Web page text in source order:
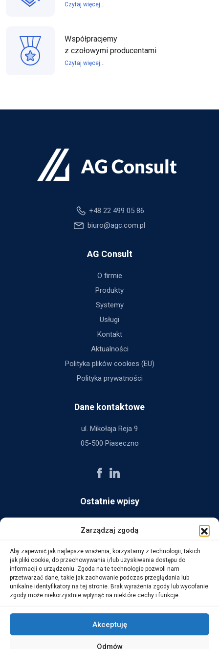
Zarządzaj zgodą
Aby zapewnić jak najlepsze wrażenia, korzystamy z technologii, takich
jak pliki cookie, do przechowywania i/lub uzyskiwania dostępu do
informacji o urządzeniu. Zgoda na te technologie pozwoli nam
przetwarzać dane, takie jak zachowanie podczas przeglądania lub
unikalne identyfikatory na tej stronie. Brak wyrażenia zgody lub wycofanie
zgody może niekorzystnie wpłynąć na niektóre cechy i funkcje.
Akceptuję
Odmów
Czytaj więcej...
Współpracjemy
z czołowymi producentami
Czytaj więcej...
+48 22 499 05 86
biuro@agc.com.pl
AG Consult
O firmie
Produkty
Systemy
Usługi
Kontakt
Aktualności
Polityka plików cookies (EU)
Polityka prywatności
Dane kontaktowe
ul. Mikołaja Reja 9
05-500 Piaseczno
Ostatnie wpisy
Micro
14 października, 2025
WarehouseLAB: LOGISTYKA 4.0 – Automatyzacja i
Optymalizacja Procesów Logistycznych